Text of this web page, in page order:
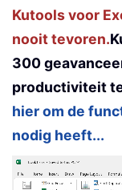
Kutools voor
nooit tevoren.
300
productiviteit
hier om de
nodig heeft...